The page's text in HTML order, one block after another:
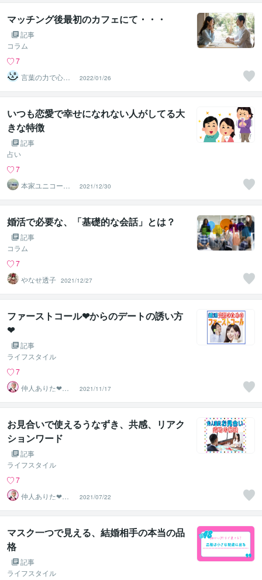
マッチング後最初のカフェにて・・・
記事
コラム
7
言葉の力で心も
変える★ピギオ
リ
2022/01/26
いつも恋愛で幸せになれない人がしてる大
きな特徴
記事
占い
7
本家ユニコーン
の使者桜10周年
ありがとう
2021/12/30
婚活で必要な、「基礎的な会話」とは？
記事
コラム
7
やなせ透子 2021/12/27
ファーストコール❤からのデートの誘い方
❤
記事
ライフスタイル
7
仲人ありた❤よ
り添う婚活カウ
ンセラー
2021/11/17
お見合いで使えるうなずき、共感、リアク
ションワード
記事
ライフスタイル
7
仲人ありた❤よ
り添う婚活カウ
ンセラー
2021/07/22
マスク一つで見える、結婚相手の本当の品
格
記事
ライフスタイル